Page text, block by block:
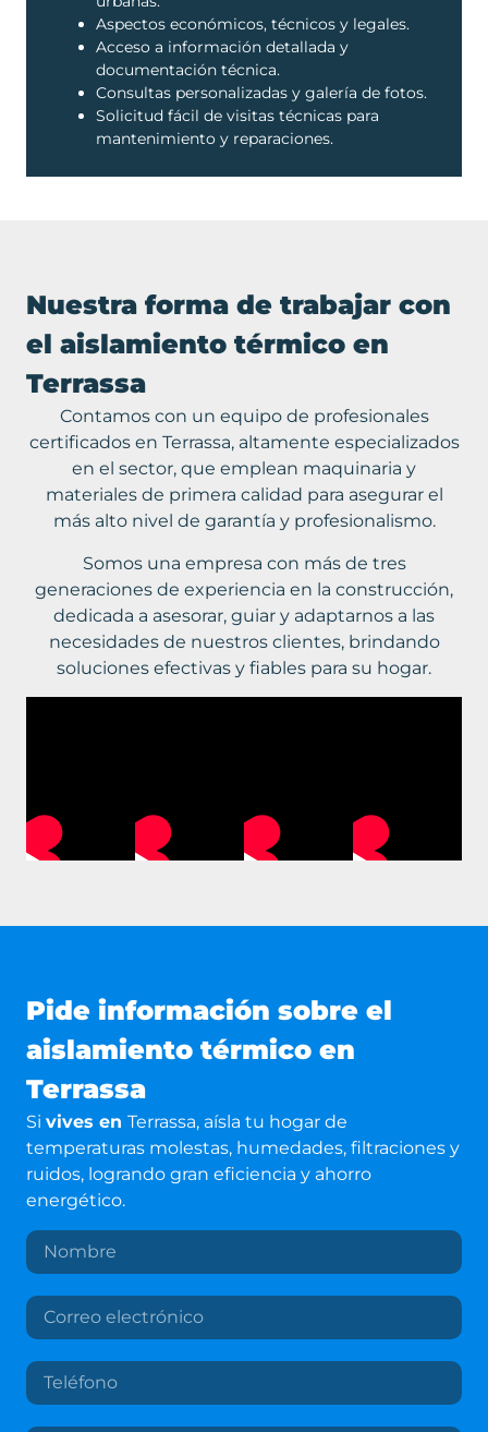
Aspectos económicos, técnicos y legales.
Acceso a información detallada y
documentación técnica.
Consultas personalizadas y galería de fotos.
Solicitud fácil de visitas técnicas para
mantenimiento y reparaciones.
Nuestra forma de trabajar con
el aislamiento térmico en
Terrassa
Contamos con un equipo de profesionales
certificados en Terrassa, altamente especializados
en el sector, que emplean maquinaria y
materiales de primera calidad para asegurar el
más alto nivel de garantía y profesionalismo.
Somos una empresa con más de tres
generaciones de experiencia en la construcción,
dedicada a asesorar, guiar y adaptarnos a las
necesidades de nuestros clientes, brindando
soluciones efectivas y fiables para su hogar.
Pide información sobre el
aislamiento térmico en
Terrassa
Si vives en Terrassa, aísla tu hogar de
temperaturas molestas, humedades, filtraciones y
ruidos, logrando gran eficiencia y ahorro
energético.